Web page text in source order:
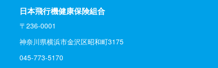
日本飛行機健康保険組合
〒236-0001
神奈川県横浜市金沢区昭和町3175
045-773-5170